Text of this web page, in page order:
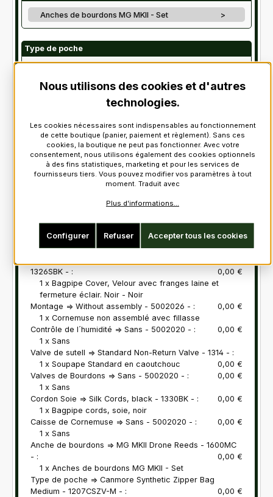
Anches de bourdons MG MKII - Set >
Type de poche
prix original de l'article:
1 243,20 €
Piege à Eau => Sans - 5002013 - :
0,00 €
1 x Sans
Chanter => McCallum CEOL Polypenco - 1296 - :
0,00 €
1 x McCallum CEOL Polypenco Pipe Chanter
10" - 10" (25,4cm)
Dureté Anche de Chanter => Easy - 500207 - :
0,00 €
1 x Anche de Chanter Facile
1326SBK - :
0,00 €
1 x Bagpipe Cover, Velour avec franges laine et
fermeture éclair. Noir - Noir
Montage => Without assembly - 5002026 - :
0,00 €
1 x Cornemuse non assemblé avec fillasse
Contrôle de l´humidité => Sans - 5002020 - :
0,00 €
1 x Sans
Valve de sutell => Standard Non-Return Valve - 1314 - :
0,00 €
1 x Soupape Standard en caoutchouc
Valves de Bourdons => Sans - 5002020 - :
0,00 €
1 x Sans
Cordon Soie => Silk Cords, black - 1330BK - :
0,00 €
1 x Bagpipe cords, soie, noir
Caisse de Cornemuse => Sans - 5002020 - :
0,00 €
1 x Sans
Anche de bourdons => MG MKII Drone Reeds - 1600MC
- :
0,00 €
1 x Anches de bourdons MG MKII - Set
Type de poche => Canmore Synthetic Zipper Bag
Medium - 1207CSZV-M - :
0,00 €
Nous utilisons des cookies et d'autres
technologies.
Les cookies nécessaires sont indispensables au fonctionnement
de cette boutique (panier, paiement et règlement). Sans ces
cookies, la boutique ne peut pas fonctionner. Avec votre
consentement, nous utilisons également des cookies optionnels
à des fins statistiques, marketing et pour les services de
fournisseurs tiers. Vous pouvez modifier vos paramètres à tout
moment. Traduit avec
Plus d'informations...
Refuser
Configurer Accepter tous les cookies